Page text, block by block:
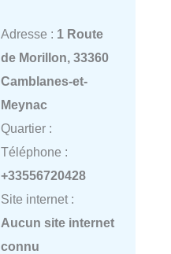
Adresse : 1 Route
de Morillon, 33360
Camblanes-et-
Meynac
Quartier :
Téléphone :
+33556720428
Site internet :
Aucun site internet
connu